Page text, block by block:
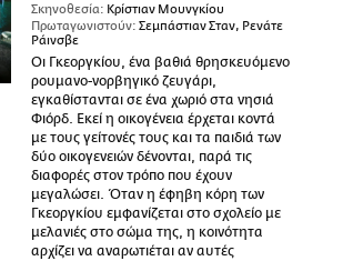
Σκηνοθεσία: Κρίστιαν Μουνγκίου
Πρωταγωνιστούν: Σεμπάστιαν Σταν, Ρενάτε
Ράινσβε
Οι Γκεοργκίου, ένα βαθιά θρησκευόμενο
ρουμανο-νορβηγικό ζευγάρι,
εγκαθίστανται σε ένα χωριό στα νησιά
Φιόρδ. Εκεί η οικογένεια έρχεται κοντά
με τους γείτονές τους και τα παιδιά των
δύο οικογενειών δένονται, παρά τις
διαφορές στον τρόπο που έχουν
μεγαλώσει. Όταν η έφηβη κόρη των
Γκεοργκίου εμφανίζεται στο σχολείο με
μελανιές στο σώμα της, η κοινότητα
αρχίζει να αναρωτιέται αν αυτές